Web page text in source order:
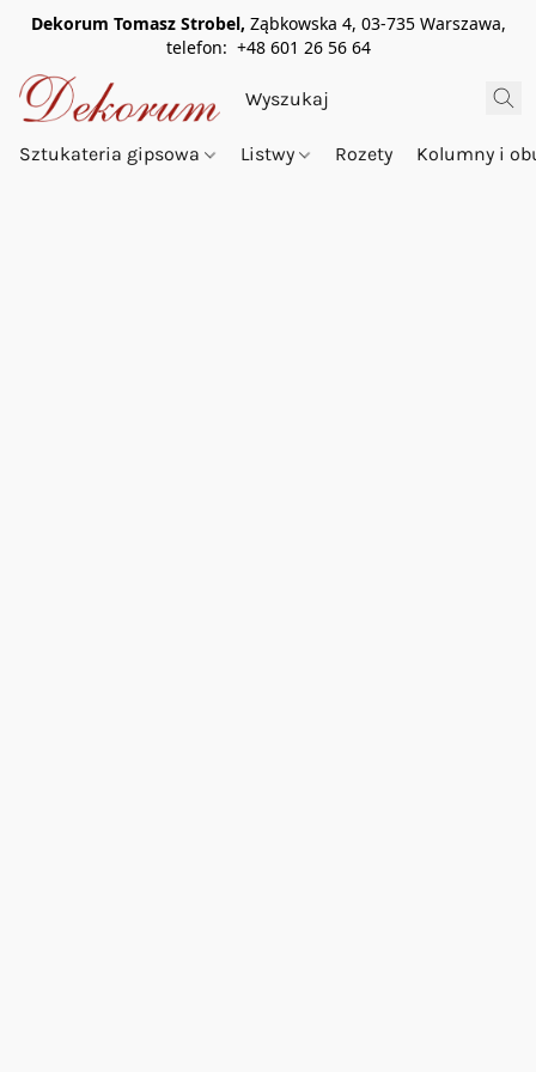
Dekorum Tomasz Strobel, Ząbkowska 4, 03-735 Warszawa,
telefon: +48 601 26 56 64
Sztukateria gipsowa Listwy Rozety Kolumny i